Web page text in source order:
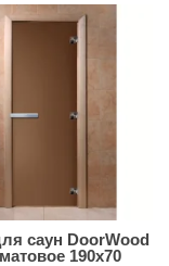
саун DoorWood
190х70